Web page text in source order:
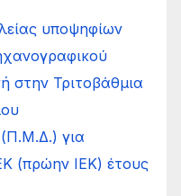
υποψηφίων
στην Τριτοβάθμια
για
(πρώην ΙΕΚ) έτους